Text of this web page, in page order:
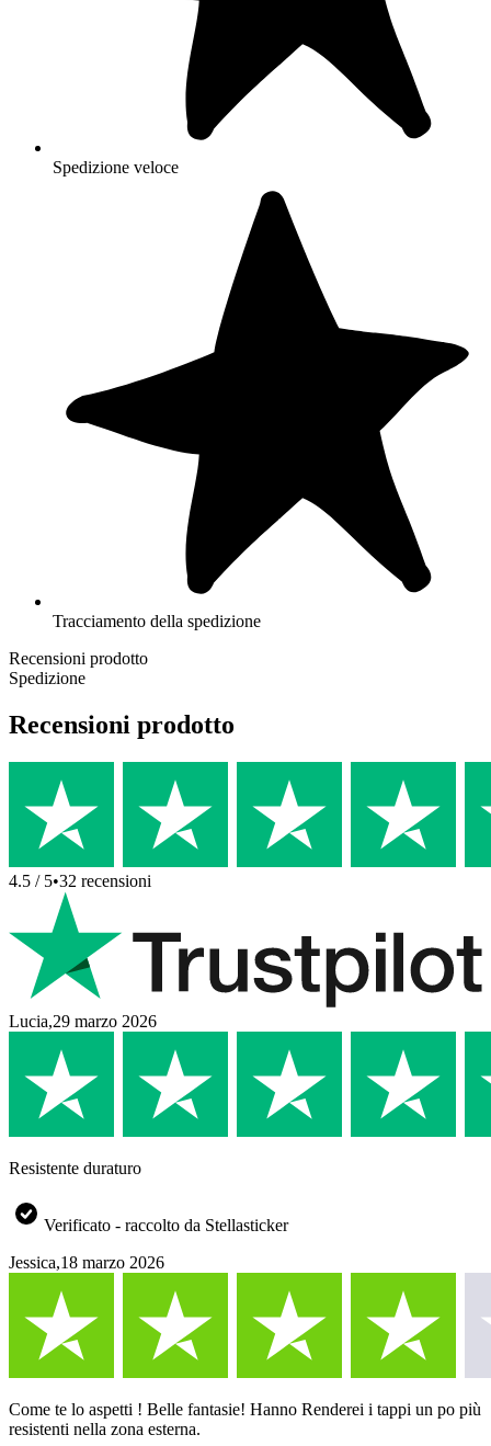
Spedizione veloce
Tracciamento della spedizione
Recensioni prodotto
Spedizione
Recensioni prodotto
4.5 / 5•32 recensioni
Lucia,29 marzo 2026
Resistente duraturo
Verificato - raccolto da Stellasticker
Jessica,18 marzo 2026
Come te lo aspetti ! Belle fantasie! Hanno Renderei i tappi un po più
resistenti nella zona esterna.